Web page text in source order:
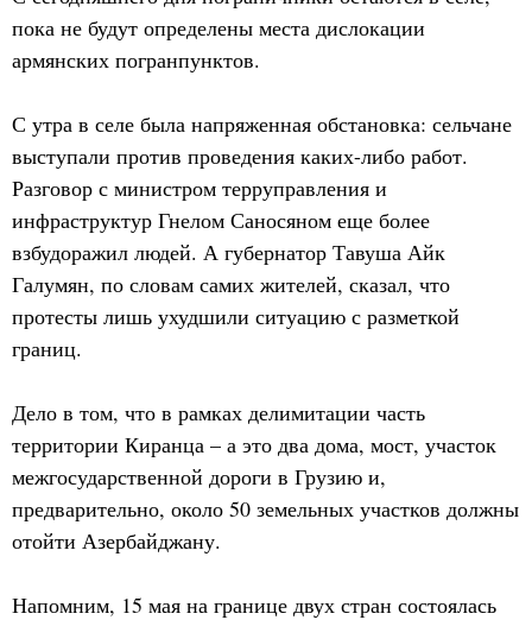
пока не будут определены места дислокации
армянских погранпунктов.
С утра в селе была напряженная обстановка: сельчане
выступали против проведения каких-либо работ.
Разговор с министром терруправления и
инфраструктур Гнелом Саносяном еще более
взбудоражил людей. А губернатор Тавуша Айк
Галумян, по словам самих жителей, сказал, что
протесты лишь ухудшили ситуацию с разметкой
границ.
Дело в том, что в рамках делимитации часть
территории Киранца – а это два дома, мост, участок
межгосударственной дороги в Грузию и,
предварительно, около 50 земельных участков должны
отойти Азербайджану.
Напомним, 15 мая на границе двух стран состоялась